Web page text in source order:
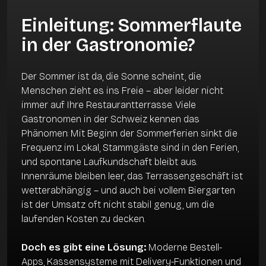
Einleitung: Sommerflaute
in der Gastronomie?
Der Sommer ist da, die Sonne scheint, die
Menschen zieht es ins Freie – aber leider nicht
immer auf Ihre Restaurantterrasse. Viele
Gastronomen in der Schweiz kennen das
Phänomen: Mit Beginn der Sommerferien sinkt die
Frequenz im Lokal, Stammgäste sind in den Ferien,
und spontane Laufkundschaft bleibt aus.
Innenräume bleiben leer, das Terrassengeschäft ist
wetterabhängig – und auch bei vollem Biergarten
ist der Umsatz oft nicht stabil genug, um die
laufenden Kosten zu decken.
Doch es gibt eine Lösung: Moderne Bestell-
Apps, Kassensysteme mit Delivery-Funktionen und